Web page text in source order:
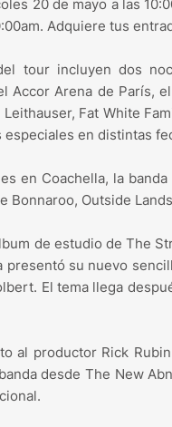
20 de mayo a las
Adquiere tus
tour incluyen dos
Accor Arena de París,
Fat White
en distintas
en Coachella, la
Bonnaroo, Outside
de estudio de The
presentó su nuevo
El tema llega
al productor Rick
desde The New